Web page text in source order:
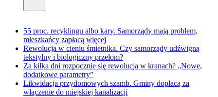
55 proc. recyklingu albo kary. Samorządy mają problem,
mieszkańcy zapłacą więcej
Rewolucja w cieniu śmietnika. Czy samorządy udźwigną
tekstylny i biologiczny przełom?
Za kilka dni rozpocznie się rewolucja w kranach? „Nowe,
dodatkowe parametry”
Likwidacja przydomowych szamb. Gminy dopłacą za
włączenie do miejskiej kanalizacji